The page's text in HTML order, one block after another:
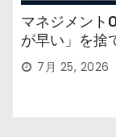
マネジメント
が早い」を捨
7月 25, 2026